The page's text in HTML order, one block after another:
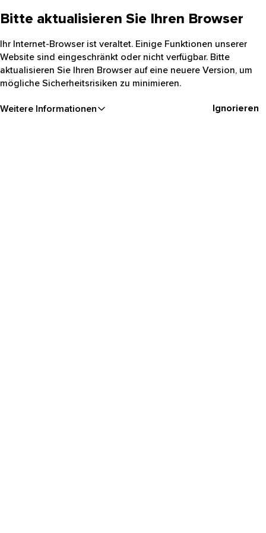
Bitte aktualisieren Sie Ihren Browser
Ihr Internet-Browser ist veraltet. Einige Funktionen unserer
Website sind eingeschränkt oder nicht verfügbar. Bitte
aktualisieren Sie Ihren Browser auf eine neuere Version, um
mögliche Sicherheitsrisiken zu minimieren.
Weitere Informationen Ignorieren